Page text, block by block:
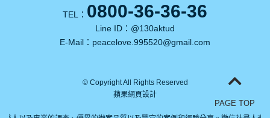
PAGE TOP
TEL： 0800-36-36-36
Line ID： @130aktud
E-Mail： peacelove.995520@gmail.com
© Copyright All Rights Reserved
蘋果網頁設計